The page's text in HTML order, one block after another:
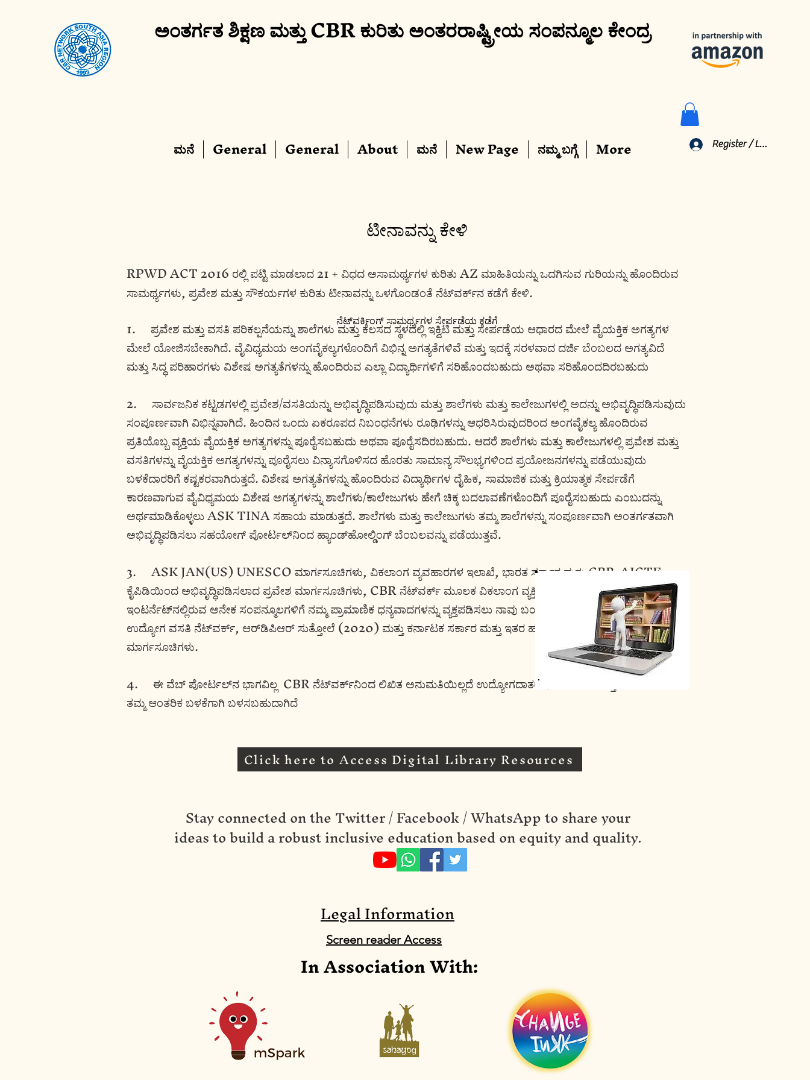
ಅಂತರ್ಗತ ಶಿಕ್ಷಣ ಮತ್ತು CBR ಕುರಿತು ಅಂತರರಾಷ್ಟ್ರೀಯ ಸಂಪನ್ಮೂಲ ಕೇಂದ್ರ
ಮನೆ General General About ಮನೆ New Page ನಮ್ಮ ಬಗ್ಗೆ More Register / Log In
ಟೀನಾವನ್ನು ಕೇಳಿ
ನೆಟ್‌ವರ್ಕಿಂಗ್ ಸಾಮರ್ಥ್ಯಗಳ ಸೇರ್ಪಡೆಯ ಕಡೆಗೆ
RPWD ACT 2016 ರಲ್ಲಿ ಪಟ್ಟಿ ಮಾಡಲಾದ 21 + ವಿಧದ ಅಸಾಮರ್ಥ್ಯಗಳ ಕುರಿತು AZ ಮಾಹಿತಿಯನ್ನು ಒದಗಿಸುವ ಗುರಿಯನ್ನು ಹೊಂದಿರುವ
ಸಾಮರ್ಥ್ಯಗಳು, ಪ್ರವೇಶ ಮತ್ತು ಸೌಕರ್ಯಗಳ ಕುರಿತು ಟೀನಾವನ್ನು ಒಳಗೊಂಡಂತೆ ನೆಟ್‌ವರ್ಕ್‌ನ ಕಡೆಗೆ ಕೇಳಿ.
1. ಪ್ರವೇಶ ಮತ್ತು ವಸತಿ ಪರಿಕಲ್ಪನೆಯನ್ನು ಶಾಲೆಗಳು ಮತ್ತು ಕೆಲಸದ ಸ್ಥಳದಲ್ಲಿ ಇಕ್ವಿಟಿ ಮತ್ತು ಸೇರ್ಪಡೆಯ ಆಧಾರದ ಮೇಲೆ ವೈಯಕ್ತಿಕ ಅಗತ್ಯಗಳ
ಮೇಲೆ ಯೋಜಿಸಬೇಕಾಗಿದೆ. ವೈವಿಧ್ಯಮಯ ಅಂಗವೈಕಲ್ಯಗಳೊಂದಿಗೆ ವಿಭಿನ್ನ ಅಗತ್ಯತೆಗಳಿವೆ ಮತ್ತು ಇದಕ್ಕೆ ಸರಳವಾದ ದರ್ಜಿ ಬೆಂಬಲದ ಅಗತ್ಯವಿದೆ
ಮತ್ತು ಸಿದ್ಧ ಪರಿಹಾರಗಳು ವಿಶೇಷ ಅಗತ್ಯತೆಗಳನ್ನು ಹೊಂದಿರುವ ಎಲ್ಲಾ ವಿದ್ಯಾರ್ಥಿಗಳಿಗೆ ಸರಿಹೊಂದಬಹುದು ಅಥವಾ ಸರಿಹೊಂದದಿರಬಹುದು
2. ಸಾರ್ವಜನಿಕ ಕಟ್ಟಡಗಳಲ್ಲಿ ಪ್ರವೇಶ/ವಸತಿಯನ್ನು ಅಭಿವೃದ್ಧಿಪಡಿಸುವುದು ಮತ್ತು ಶಾಲೆಗಳು ಮತ್ತು ಕಾಲೇಜುಗಳಲ್ಲಿ ಅದನ್ನು ಅಭಿವೃದ್ಧಿಪಡಿಸುವುದು
ಸಂಪೂರ್ಣವಾಗಿ ವಿಭಿನ್ನವಾಗಿದೆ. ಹಿಂದಿನ ಒಂದು ಏಕರೂಪದ ನಿಬಂಧನೆಗಳು ರೂಢಿಗಳನ್ನು ಆಧರಿಸಿರುವುದರಿಂದ ಅಂಗವೈಕಲ್ಯ ಹೊಂದಿರುವ
ಪ್ರತಿಯೊಬ್ಬ ವ್ಯಕ್ತಿಯ ವೈಯಕ್ತಿಕ ಅಗತ್ಯಗಳನ್ನು ಪೂರೈಸಬಹುದು ಅಥವಾ ಪೂರೈಸದಿರಬಹುದು. ಆದರೆ ಶಾಲೆಗಳು ಮತ್ತು ಕಾಲೇಜುಗಳಲ್ಲಿ ಪ್ರವೇಶ ಮತ್ತು
ವಸತಿಗಳನ್ನು ವೈಯಕ್ತಿಕ ಅಗತ್ಯಗಳನ್ನು ಪೂರೈಸಲು ವಿನ್ಯಾಸಗೊಳಿಸದ ಹೊರತು ಸಾಮಾನ್ಯ ಸೌಲಭ್ಯಗಳಿಂದ ಪ್ರಯೋಜನಗಳನ್ನು ಪಡೆಯುವುದು
ಬಳಕೆದಾರರಿಗೆ ಕಷ್ಟಕರವಾಗಿರುತ್ತದೆ. ವಿಶೇಷ ಅಗತ್ಯತೆಗಳನ್ನು ಹೊಂದಿರುವ ವಿದ್ಯಾರ್ಥಿಗಳ ದೈಹಿಕ, ಸಾಮಾಜಿಕ ಮತ್ತು ಕ್ರಿಯಾತ್ಮಕ ಸೇರ್ಪಡೆಗೆ
ಕಾರಣವಾಗುವ ವೈವಿಧ್ಯಮಯ ವಿಶೇಷ ಅಗತ್ಯಗಳನ್ನು ಶಾಲೆಗಳು/ಕಾಲೇಜುಗಳು ಹೇಗೆ ಚಿಕ್ಕ ಬದಲಾವಣೆಗಳೊಂದಿಗೆ ಪೂರೈಸಬಹುದು ಎಂಬುದನ್ನು
ಅರ್ಥಮಾಡಿಕೊಳ್ಳಲು ASK TINA ಸಹಾಯ ಮಾಡುತ್ತದೆ. ಶಾಲೆಗಳು ಮತ್ತು ಕಾಲೇಜುಗಳು ತಮ್ಮ ಶಾಲೆಗಳನ್ನು ಸಂಪೂರ್ಣವಾಗಿ ಅಂತರ್ಗತವಾಗಿ
ಅಭಿವೃದ್ಧಿಪಡಿಸಲು ಸಹಯೋಗ್ ಪೋರ್ಟಲ್‌ನಿಂದ ಹ್ಯಾಂಡ್‌ಹೋಲ್ಡಿಂಗ್ ಬೆಂಬಲವನ್ನು ಪಡೆಯುತ್ತವೆ.
3. ASK JAN(US) UNESCO ಮಾರ್ಗಸೂಚಿಗಳು, ವಿಕಲಾಂಗ ವ್ಯವಹಾರಗಳ ಇಲಾಖೆ, ಭಾರತ ಸರ್ಕಾರ ಮತ್ತು CBR-AICTE
ಕೈಪಿಡಿಯಿಂದ ಅಭಿವೃದ್ಧಿಪಡಿಸಲಾದ ಪ್ರವೇಶ ಮಾರ್ಗಸೂಚಿಗಳು, CBR ನೆಟ್‌ವರ್ಕ್ ಮೂಲಕ ವಿಕಲಾಂಗ ವ್ಯಕ್ತಿಗಳಿಗಾಗಿ ICT, ಮುಂತಾದ
ಇಂಟರ್ನೆಟ್‌ನಲ್ಲಿರುವ ಅನೇಕ ಸಂಪನ್ಮೂಲಗಳಿಗೆ ನಮ್ಮ ಪ್ರಾಮಾಣಿಕ ಧನ್ಯವಾದಗಳನ್ನು ವ್ಯಕ್ತಪಡಿಸಲು ನಾವು ಬಯಸುತ್ತೇವೆ. ಯುಎಸ್ ಅಭಿವೃದ್ಧಿಪಡಿಸಿದ
ಉದ್ಯೋಗ ವಸತಿ ನೆಟ್‌ವರ್ಕ್, ಆರ್‌ಡಿಪಿಆರ್ ಸುತ್ತೋಲೆ (2020) ಮತ್ತು ಕರ್ನಾಟಕ ಸರ್ಕಾರ ಮತ್ತು ಇತರ ಹಲವು ಮೂಲಗಳಿಂದ
ಮಾರ್ಗಸೂಚಿಗಳು.
4. ಈ ವೆಬ್ ಪೋರ್ಟಲ್‌ನ ಭಾಗವಿಲ್ಲ CBR ನೆಟ್‌ವರ್ಕ್‌ನಿಂದ ಲಿಖಿತ ಅನುಮತಿಯಿಲ್ಲದೆ ಉದ್ಯೋಗದಾತರು / ಶಾಲೆಗಳು ಮತ್ತು ಕಾಲೇಜುಗಳು
ತಮ್ಮ ಆಂತರಿಕ ಬಳಕೆಗಾಗಿ ಬಳಸಬಹುದಾಗಿದೆ
Click here to Access Digital Library Resources
Stay connected on the Twitter / Facebook / WhatsApp to share your
ideas to build a robust inclusive education based on equity and quality.
Legal Information
Screen reader Access
In Association With: